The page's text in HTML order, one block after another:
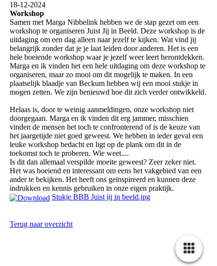
18-12-2024
Workshop
Samen met Marga Nibbelink hebben we de stap gezet om een
workshop te organiseren Juist Jij in Beeld. Deze workshop is de
uitdaging om een dag alleen naar jezelf te kijken. Wat vind jij
belangrijk zonder dat je je laat leiden door anderen. Het is een
hele boeiende workshop waar je jezelf weer leert herontdekken.
Marga en ik vinden het een hele uitdaging om deze workshop te
organiseren, maar zo mooi om dit mogelijk te maken. In een
plaatselijk blaadje van Beckum hebben wij een mooi stukje in
mogen zetten. We zijn benieuwd hoe dit zich verder ontwikkeld.
Helaas is, door te weinig aanmeldingen, onze workshop niet
doorgegaan. Marga en ik vinden dit erg jammer, misschien
vinden de mensen het toch te confronterend of is de keuze van
het jaargetijde niet goed geweest. We hebben in ieder geval een
leuke workshop bedacht en ligt op de plank om dit in de
toekomst toch te proberen. Wie weet....
Is dit dan allemaal verspilde moeite geweest? Zeer zeker niet.
Het was boeiend en interessant om eens het vakgebied van een
ander te bekijken. Het heeft ons geïnspireerd en kunnen deze
indrukken en kennis gebruiken in onze eigen praktijk.
Stukje BBB Juist jij in beeld.jpg
Terug naar overzicht